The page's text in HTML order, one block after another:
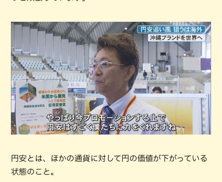
円安とは、ほかの通貨に対して円の価値が下がっている
状態のこと。